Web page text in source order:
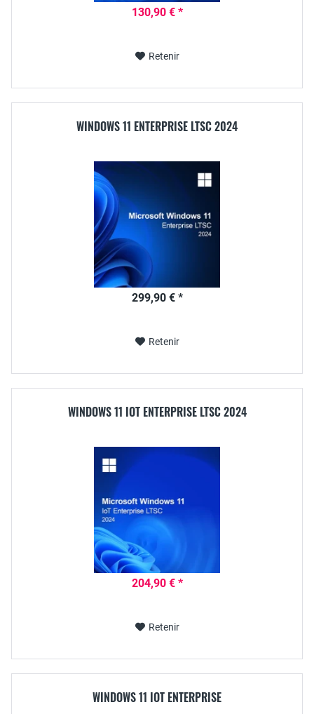
130,90 € *
Retenir
WINDOWS 11 ENTERPRISE LTSC 2024
299,90 € *
Retenir
WINDOWS 11 IOT ENTERPRISE LTSC 2024
204,90 € *
Retenir
WINDOWS 11 IOT ENTERPRISE